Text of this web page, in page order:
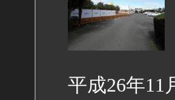
平成26年11